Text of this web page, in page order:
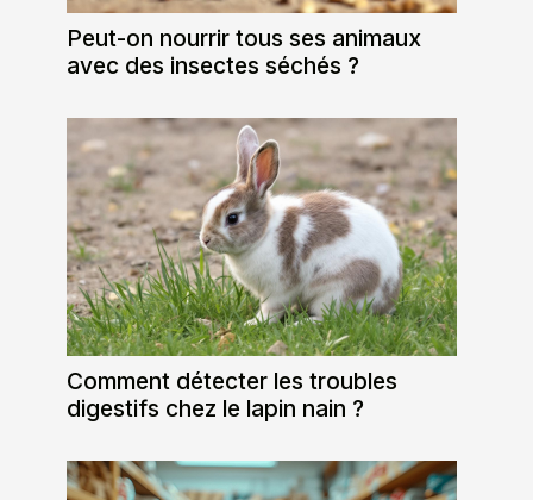
Peut-on nourrir tous ses animaux
avec des insectes séchés ?
Comment détecter les troubles
digestifs chez le lapin nain ?